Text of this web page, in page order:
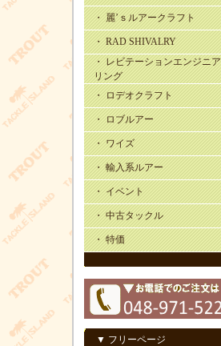
・ 麗’ｓルアークラフト
・ RAD SHIVALRY
・ レビテーションエンジニア
リング
・ ロデオクラフト
・ ロブルアー
・ ワイズ
・ 輸入系ルアー
・ イベント
・ 中古タックル
・ 特価
▼ フリーページ